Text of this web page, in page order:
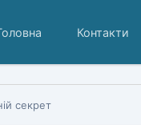
Контакти
секрет